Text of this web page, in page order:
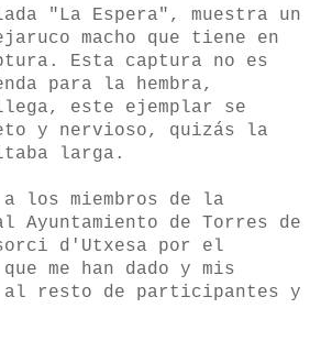
"La Espera", muestra un
macho que tiene en
Esta captura no es
para la hembra,
este ejemplar se
y nervioso, quizás la
larga.
a los miembros de la
Ayuntamiento de Torres de
d'Utxesa por el
me han dado y mis
resto de participantes y